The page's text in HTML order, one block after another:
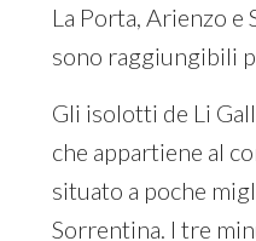
La Porta, Arienzo e
sono raggiungibili
Gli isolotti de Li
che appartiene al
situato a poche
Sorrentina. I tre